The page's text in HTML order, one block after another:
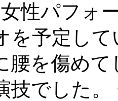
性パフォ
を予定し
腰を傷め
技でした